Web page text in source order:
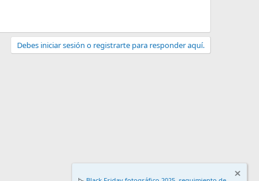
Debes iniciar sesión o registrarte para responder aquí.